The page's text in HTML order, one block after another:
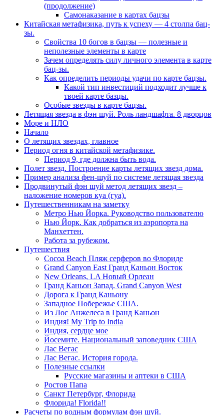
(продолжение)
Самонаказание в картах бацзы
Китайская метафизика, путь к успеху — 4 столпа бац-
зы.
Свойства 10 богов в бацзы — полезные и
неполезные элементы в карте
Зачем определять силу личного элемента в карте
бац-зы.
Как определить периоды удачи по карте бацзы.
Какой тип инвестиций подходит лучше к
твоей карте базцы.
Особые звезды в карте бацзы.
Летящая звезда в фэн шуй. Роль ландшафта. 8 дворцов
Море и НЛО
Начало
О летящих звездах, главное
Период огня в китайской метафизике.
Период 9, где должна быть вода.
Полет звезд. Построение карты летящих звезд дома.
Пример анализа фен-шуй по системе летящая звезда
Продвинутый фэн шуй метод летящих звезд –
наложение номеров куа (гуа).
Путешественникам на заметку
Метро Нью Йорка. Руководство пользователю
Нью Йорк. Как добраться из аэропорта на
Манхеттен.
Работа за рубежом.
Путешествия
Cocoa Beach Пляж серферов во Флориде
Grand Canyon East Гранд Каньон Восток
New Orleans, LA Новый Орлеан
Гранд Каньон Запад. Grand Canyon West
Дорога к Гранд Каньону
Западное Побережье США.
Из Лос Анжелеса в Гранд Каньон
Индия! My Trip to India
Индия, сердце мое
Йосемите. Национальный заповедник США
Лас Вегас
Лас Вегас. История города.
Полезные ссылки
Русские магазины и аптеки в США
Ростов Папа
Санкт Петербург, Флорида
Флорида! Florida!!
Расчеты по водным формулам фэн шуй.